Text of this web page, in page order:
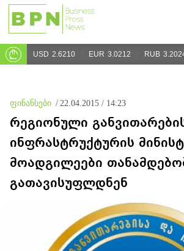
USD 2.6210 EUR 3.0212 RUB
ფინანსები / 22.04.2015 / 14:23
რეგიონული
ინფრასტრუქტურის
მოადგილეები
გათავისუფლდნენ